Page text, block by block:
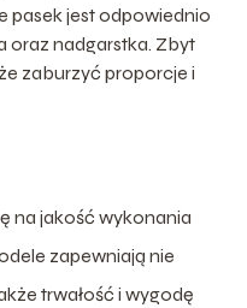
pasek jest odpowiednio
oraz nadgarstka. Zbyt
zaburzyć proporcje i
na jakość wykonania
zapewniają nie
trwałość i wygodę